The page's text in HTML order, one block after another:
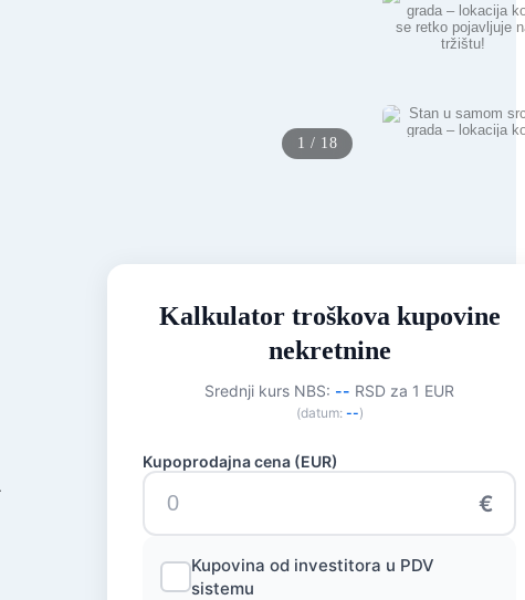
1 / 18
Kalkulator troškova kupovine
nekretnine
Srednji kurs NBS: -- RSD za 1 EUR
(datum: --)
Kupoprodajna cena (EUR)
€
Kupovina od investitora u PDV
sistemu